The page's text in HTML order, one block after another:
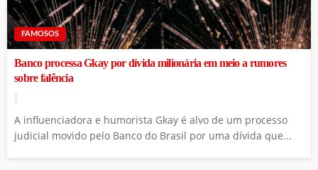
FAMOSOS
Banco processa Gkay por dívida milionária em meio a rumores
sobre falência
A influenciadora e humorista Gkay é alvo de um processo
judicial movido pelo Banco do Brasil por uma dívida que...